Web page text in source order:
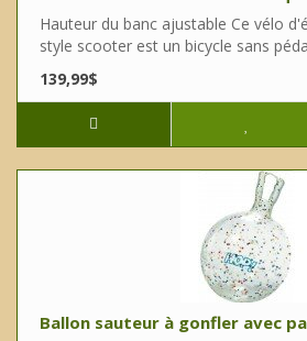
Hauteur du banc ajustable Ce vélo
style scooter est un bicycle sans
139,99$
Ballon sauteur à gonfler avec